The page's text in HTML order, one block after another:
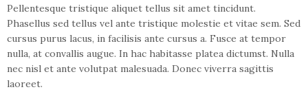
Pellentesque tristique aliquet tellus sit amet tincidunt.
Phasellus sed tellus vel ante tristique molestie et vitae sem. Sed
cursus purus lacus, in facilisis ante cursus a. Fusce at tempor
nulla, at convallis augue. In hac habitasse platea dictumst. Nulla
nec nisl et ante volutpat malesuada. Donec viverra sagittis
laoreet.